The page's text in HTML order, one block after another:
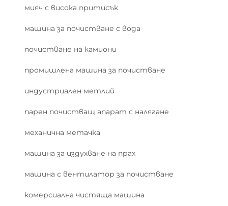
мияч с висока притисък
машина за почистване с вода
почистване на камиони
промишлена машина за почистване
индустриален метлий
парен почистващ апарат с налягане
механична метачка
машина за издухване на прах
машина с вентилатор за почистване
комерсиална чистяща машина